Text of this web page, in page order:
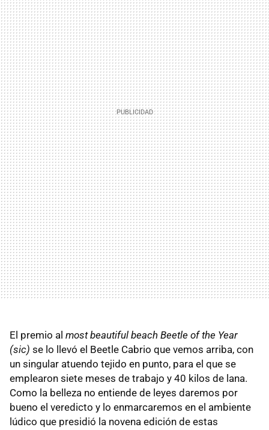
El premio al most beautiful beach Beetle of the Year
(sic) se lo llevó el Beetle Cabrio que vemos arriba, con
un singular atuendo tejido en punto, para el que se
emplearon siete meses de trabajo y 40 kilos de lana.
Como la belleza no entiende de leyes daremos por
bueno el veredicto y lo enmarcaremos en el ambiente
lúdico que presidió la novena edición de estas